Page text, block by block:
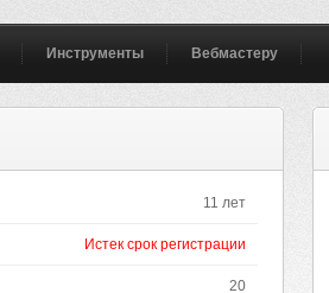
Инструменты Вебмастеру
11 лет
Истек срок регистрации
20